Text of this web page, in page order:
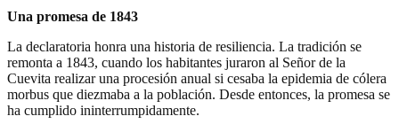
Una promesa de 1843
La declaratoria honra una historia de resiliencia. La tradición se
remonta a 1843, cuando los habitantes juraron al Señor de la
Cuevita realizar una procesión anual si cesaba la epidemia de cólera
morbus que diezmaba a la población. Desde entonces, la promesa se
ha cumplido ininterrumpidamente.